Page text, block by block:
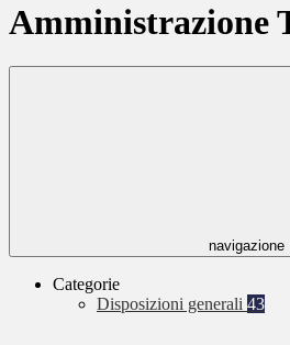
Amministrazione
navigazione
Categorie
Disposizioni generali 43